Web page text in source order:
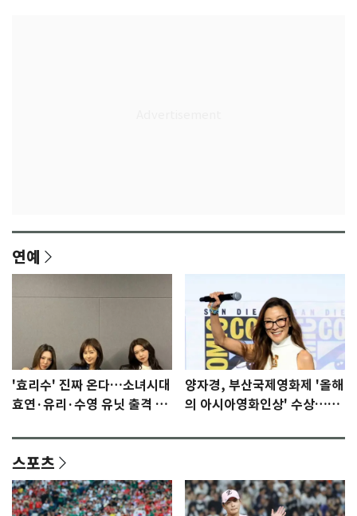
연예
'효리수' 진짜 온다…소녀시대
효연·유리·수영 유닛 출격 [N
양자경, 부산국제영화제 '올해
의 아시아영화인상' 수상…15
스포츠